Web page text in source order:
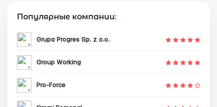
Популярные компании:
Grupa Progres Sp. z o.o.
Group Working
Pro-Force